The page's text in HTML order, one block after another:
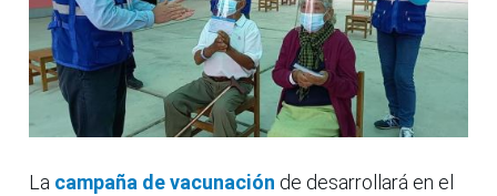
La campaña de vacunación de desarrollará en el